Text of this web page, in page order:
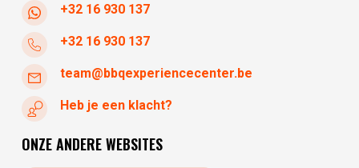
+32 16 930 137
+32 16 930 137
team@bbqexperiencecenter.be
Heb je een klacht?
ONZE ANDERE WEBSITES